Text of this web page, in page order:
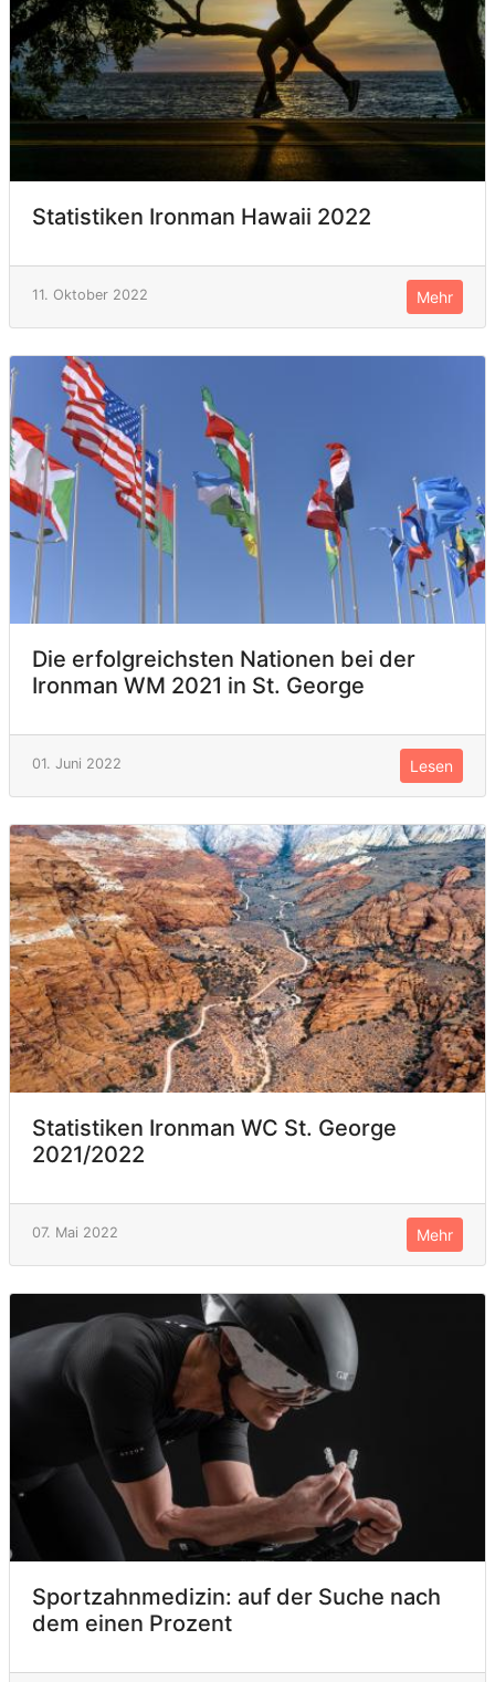
Statistiken Ironman Hawaii 2022
11. Oktober 2022 Mehr
Die erfolgreichsten Nationen bei der
Ironman WM 2021 in St. George
01. Juni 2022 Lesen
Statistiken Ironman WC St. George
2021/2022
07. Mai 2022 Mehr
Sportzahnmedizin: auf der Suche nach
dem einen Prozent